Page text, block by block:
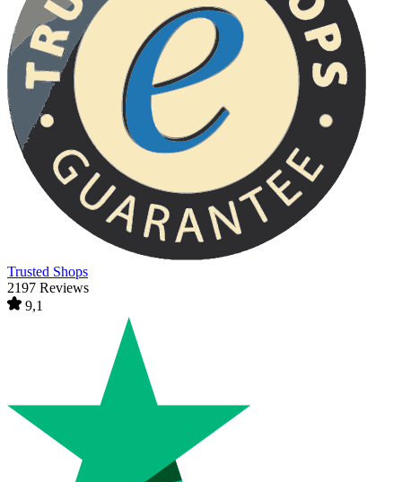
Trusted Shops
2197 Reviews
9,1